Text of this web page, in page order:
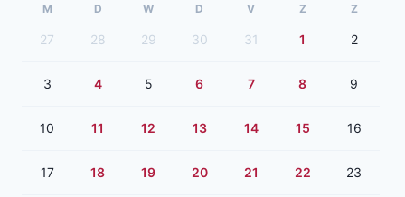
M D W D V Z Z
27 28 29 30 31 1 2
3 4 5 6 7 8 9
10 11 12 13 14 15 16
17 18 19 20 21 22 23